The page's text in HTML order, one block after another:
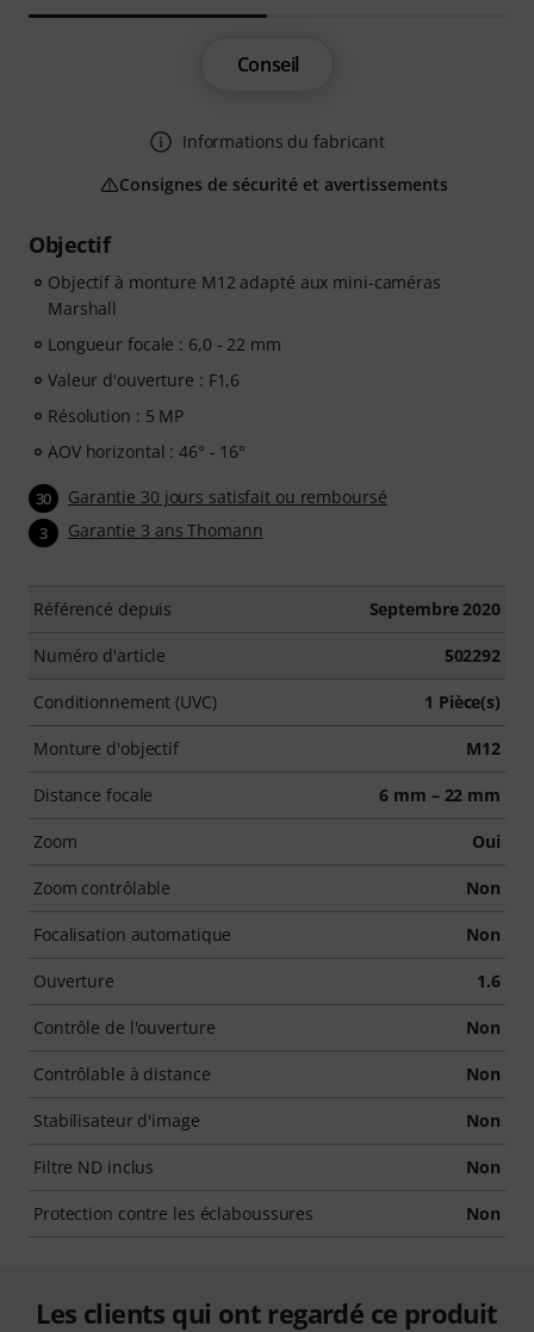
Objectif
Objectif à monture M12 adapté aux mini-caméras
Marshall
Longueur focale : 6,0 - 22 mm
Valeur d'ouverture : F1,6
Résolution : 5 MP
AOV horizontal : 46° - 16°
30 Garantie 30 jours satisfait ou remboursé
3 Garantie 3 ans Thomann
Référencé depuis Septembre 2020
Numéro d'article 502292
Conditionnement (UVC) 1 Pièce(s)
Monture d'objectif M12
Distance focale 6 mm – 22 mm
Zoom Oui
Zoom contrôlable Non
Focalisation automatique Non
Ouverture 1.6
Contrôle de l'ouverture Non
Contrôlable à distance Non
Stabilisateur d'image Non
Filtre ND inclus Non
Protection contre les éclaboussures Non
Conseil
Informations du fabricant
Consignes de sécurité et avertissements
Les clients qui ont regardé ce produit